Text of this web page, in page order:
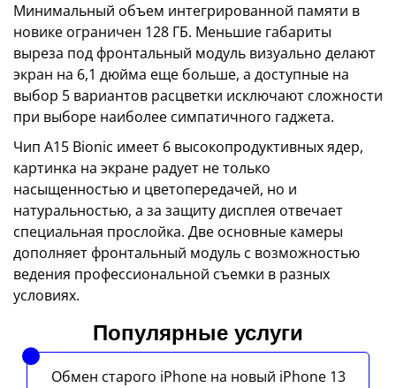
Минимальный объем интегрированной памяти в
новике ограничен 128 ГБ. Меньшие габариты
выреза под фронтальный модуль визуально делают
экран на 6,1 дюйма еще больше, а доступные на
выбор 5 вариантов расцветки исключают сложности
при выборе наиболее симпатичного гаджета.
Чип A15 Bionic имеет 6 высокопродуктивных ядер,
картинка на экране радует не только
насыщенностью и цветопередачей, но и
натуральностью, а за защиту дисплея отвечает
специальная прослойка. Две основные камеры
дополняет фронтальный модуль с возможностью
ведения профессиональной съемки в разных
условиях.
Популярные услуги
Обмен старого iPhone на новый iPhone 13